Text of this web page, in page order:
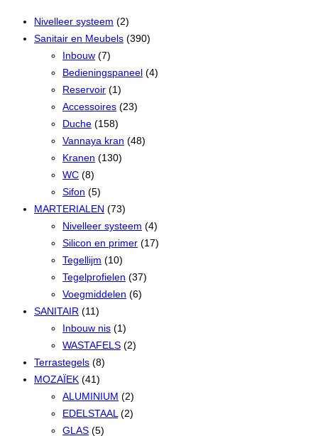
Nivelleer systeem (2)
Sanitair en Meubels (390)
Inbouw (7)
Bedieningspaneel (4)
Reservoir (1)
Accessoires (23)
Duche (158)
Vannaya kran (48)
Kranen (130)
WC (8)
Sifon (5)
MARTERIALEN (73)
Nivelleer systeem (4)
Silicon en primer (17)
Tegellijm (10)
Tegelprofielen (37)
Voegmiddelen (6)
SANITAIR (11)
Inbouw nis (1)
WASTAFELS (2)
Terrastegels (8)
MOZAÏEK (41)
ALUMINIUM (2)
EDELSTAAL (2)
GLAS (5)